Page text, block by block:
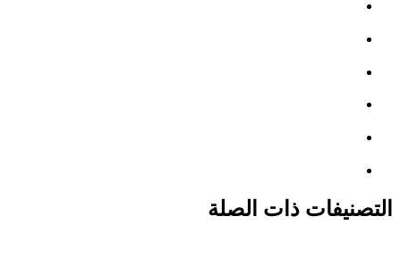
التصنيفات ذات الصلة